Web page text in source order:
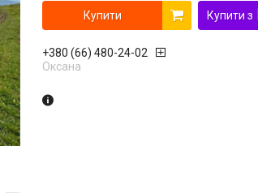
Купити Купити з
+380 (66) 480-24-02
Оксана